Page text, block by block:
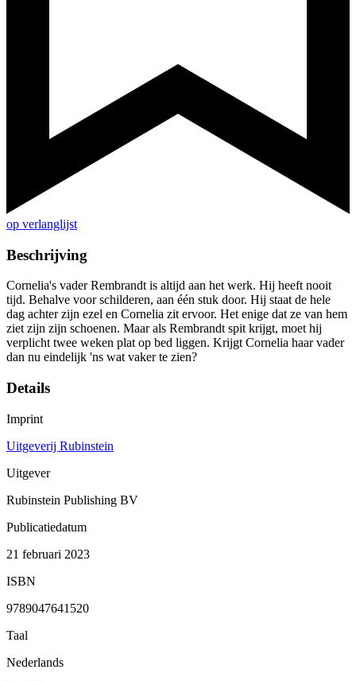
op verlanglijst
Beschrijving
Cornelia's vader Rembrandt is altijd aan het werk. Hij heeft nooit
tijd. Behalve voor schilderen, aan één stuk door. Hij staat de hele
dag achter zijn ezel en Cornelia zit ervoor. Het enige dat ze van hem
ziet zijn zijn schoenen. Maar als Rembrandt spit krijgt, moet hij
verplicht twee weken plat op bed liggen. Krijgt Cornelia haar vader
dan nu eindelijk 'ns wat vaker te zien?
Details
Imprint
Uitgeverij Rubinstein
Uitgever
Rubinstein Publishing BV
Publicatiedatum
21 februari 2023
ISBN
9789047641520
Taal
Nederlands